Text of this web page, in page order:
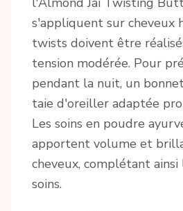
s'appliquent sur cheveux
twists doivent être
tension modérée. Pour
pendant la nuit, un
taie d'oreiller adaptée
Les soins en poudre
apportent volume et
cheveux, complétant
soins.